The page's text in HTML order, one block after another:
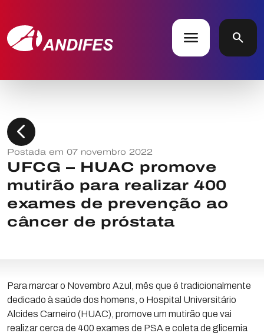
menu search
chevron_left
Postada em 07 novembro 2022
UFCG – HUAC promove
mutirão para realizar 400
exames de prevenção ao
câncer de próstata
Para marcar o Novembro Azul, mês que é tradicionalmente
dedicado à saúde dos homens, o Hospital Universitário
Alcides Carneiro (HUAC), promove um mutirão que vai
realizar cerca de 400 exames de PSA e coleta de glicemia